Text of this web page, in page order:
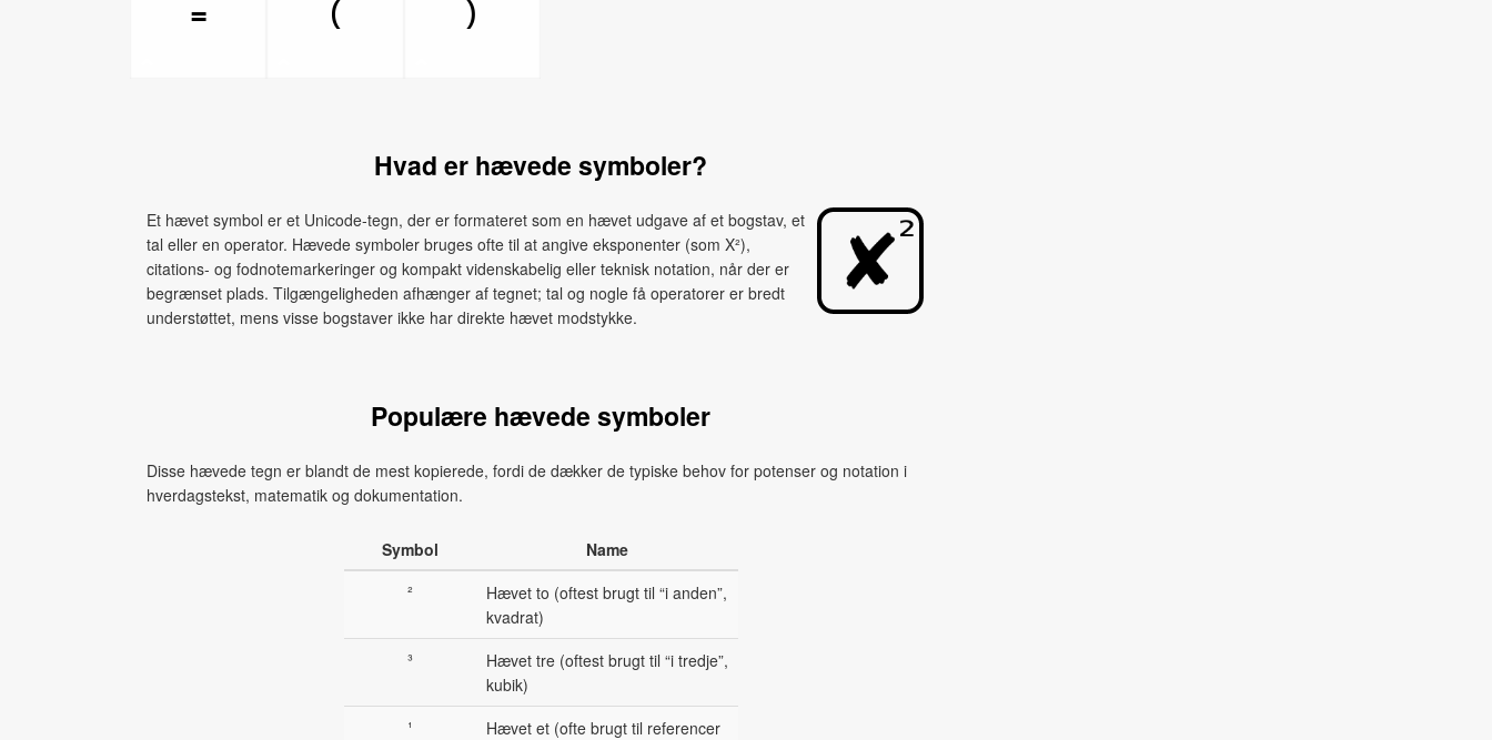
⁼
⁽ ⁾
Hvad er hævede symboler?
Et hævet symbol er et Unicode‑tegn, der er formateret som en hævet udgave af et bogstav, et
tal eller en operator. Hævede symboler bruges ofte til at angive eksponenter (som X²),
citations‑ og fodnotemarkeringer og kompakt videnskabelig eller teknisk notation, når der er
begrænset plads. Tilgængeligheden afhænger af tegnet; tal og nogle få operatorer er bredt
understøttet, mens visse bogstaver ikke har direkte hævet modstykke.
Populære hævede symboler
Disse hævede tegn er blandt de mest kopierede, fordi de dækker de typiske behov for potenser og notation i
hverdagstekst, matematik og dokumentation.
Symbol
Name
²
Hævet to (oftest brugt til “i anden”,
kvadrat)
³
Hævet tre (oftest brugt til “i tredje”,
kubik)
¹
Hævet et (ofte brugt til referencer